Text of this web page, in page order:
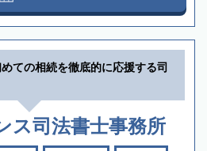
ての相続を徹底的に応援する司
ス司法書士事務所